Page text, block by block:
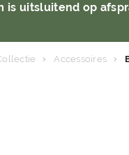
is uitsluitend op
Accessoires